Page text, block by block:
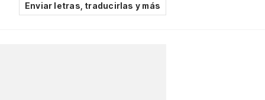
Enviar letras, traducirlas y más